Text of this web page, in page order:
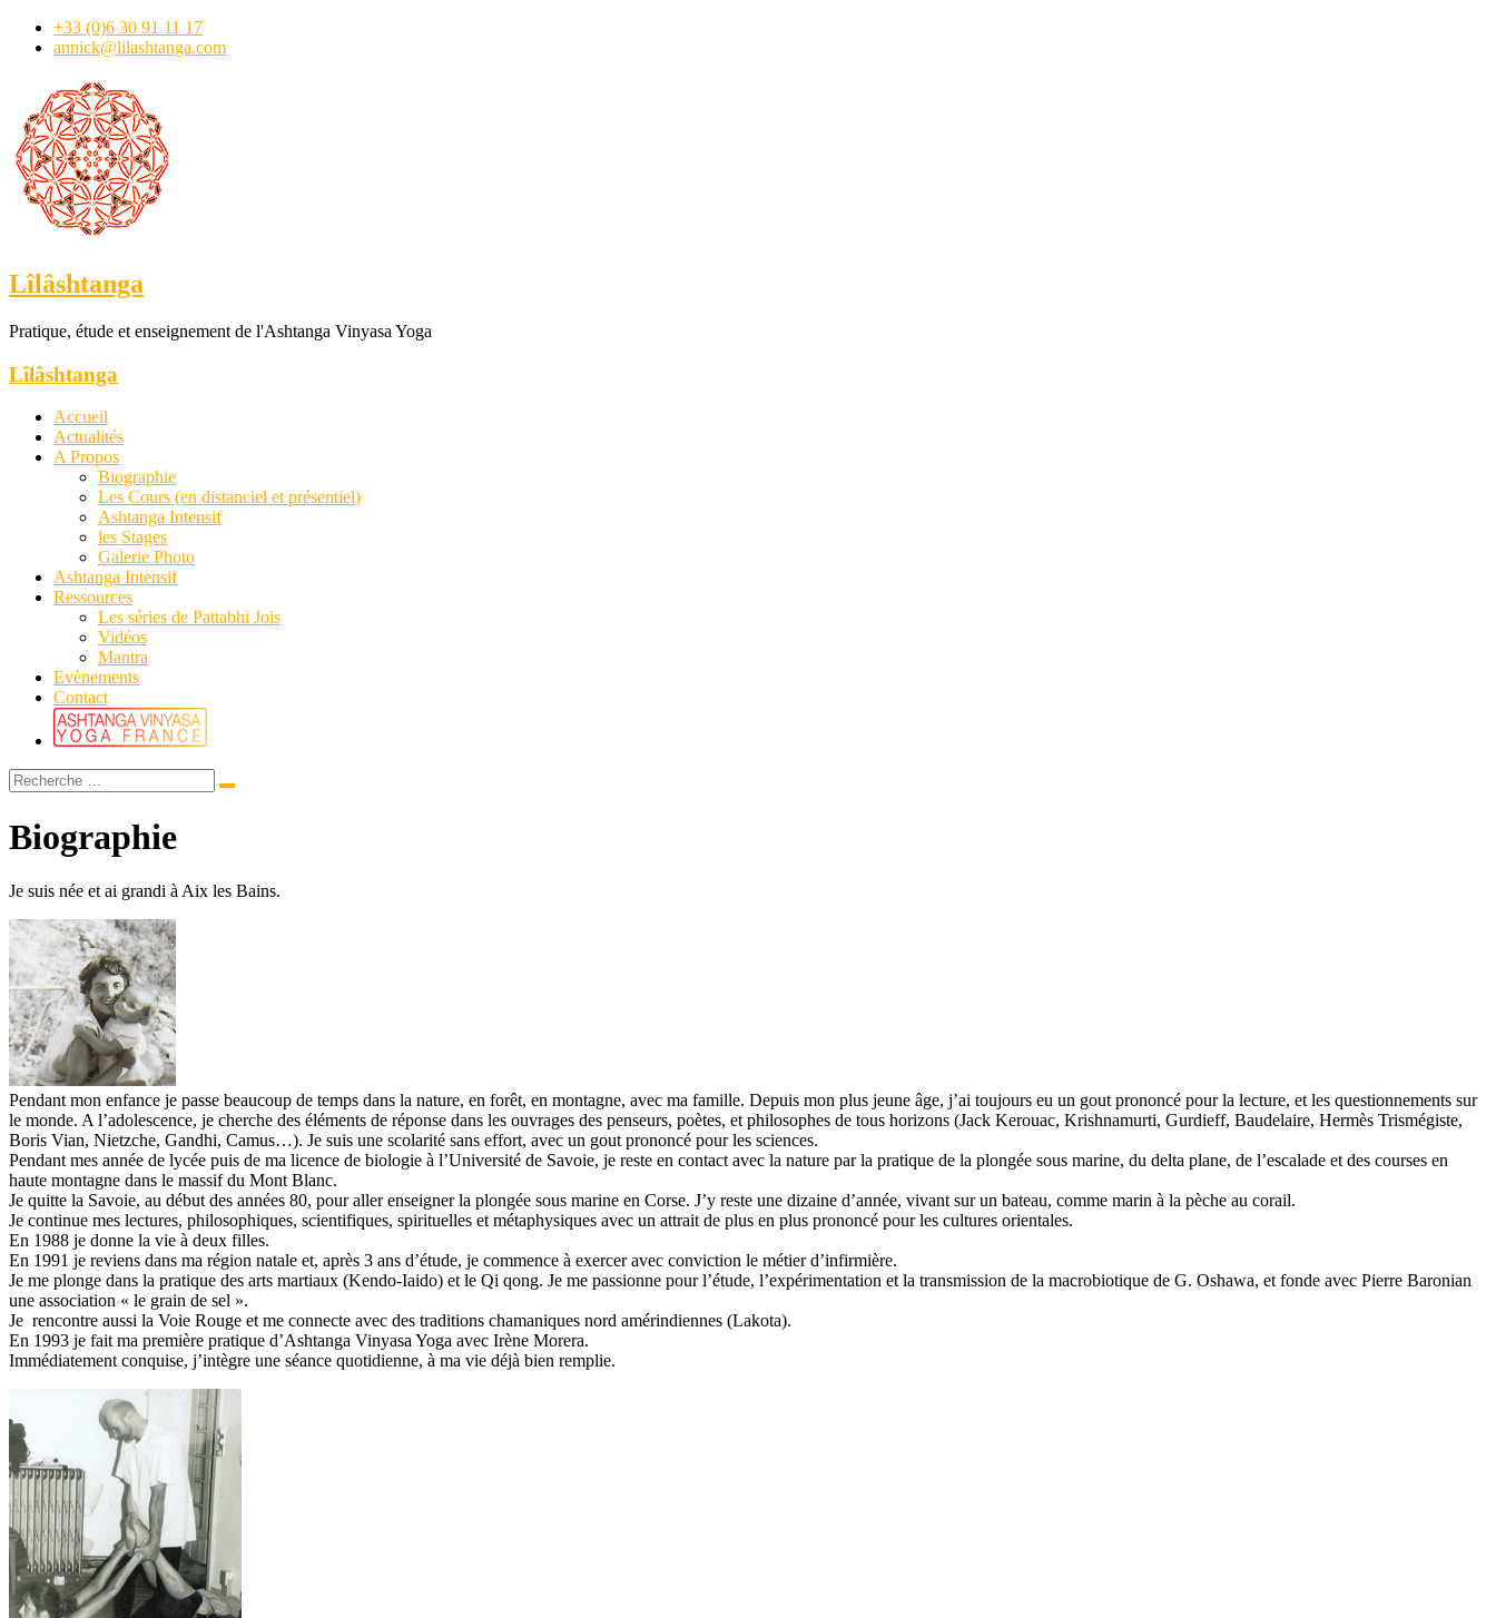
+33 (0)6 30 91 11 17
annick@lilashtanga.com
Lîlâshtanga
Pratique, étude et enseignement de l'Ashtanga Vinyasa Yoga
Lîlâshtanga
Accueil
Actualités
A Propos
Biographie
Les Cours (en distanciel et présentiel)
Ashtanga Intensif
les Stages
Galerie Photo
Ashtanga Intensif
Ressources
Les séries de Pattabhi Jois
Vidéos
Mantra
Evènements
Contact
Biographie
Je suis née et ai grandi à Aix les Bains.
Pendant mon enfance je passe beaucoup de temps dans la nature, en forêt, en montagne, avec ma famille. Depuis mon plus jeune âge, j’ai toujours eu un gout prononcé pour la lecture, et les questionnements sur
le monde. A l’adolescence, je cherche des éléments de réponse dans les ouvrages des penseurs, poètes, et philosophes de tous horizons (Jack Kerouac, Krishnamurti, Gurdieff, Baudelaire, Hermès Trismégiste,
Boris Vian, Nietzche, Gandhi, Camus…). Je suis une scolarité sans effort, avec un gout prononcé pour les sciences.
Pendant mes année de lycée puis de ma licence de biologie à l’Université de Savoie, je reste en contact avec la nature par la pratique de la plongée sous marine, du delta plane, de l’escalade et des courses en
haute montagne dans le massif du Mont Blanc.
Je quitte la Savoie, au début des années 80, pour aller enseigner la plongée sous marine en Corse. J’y reste une dizaine d’année, vivant sur un bateau, comme marin à la pèche au corail.
Je continue mes lectures, philosophiques, scientifiques, spirituelles et métaphysiques avec un attrait de plus en plus prononcé pour les cultures orientales.
En 1988 je donne la vie à deux filles.
En 1991 je reviens dans ma région natale et, après 3 ans d’étude, je commence à exercer avec conviction le métier d’infirmière.
Je me plonge dans la pratique des arts martiaux (Kendo-Iaido) et le Qi qong. Je me passionne pour l’étude, l’expérimentation et la transmission de la macrobiotique de G. Oshawa, et fonde avec Pierre Baronian
une association « le grain de sel ».
Je rencontre aussi la Voie Rouge et me connecte avec des traditions chamaniques nord amérindiennes (Lakota).
En 1993 je fait ma première pratique d’Ashtanga Vinyasa Yoga avec Irène Morera.
Immédiatement conquise, j’intègre une séance quotidienne, à ma vie déjà bien remplie.